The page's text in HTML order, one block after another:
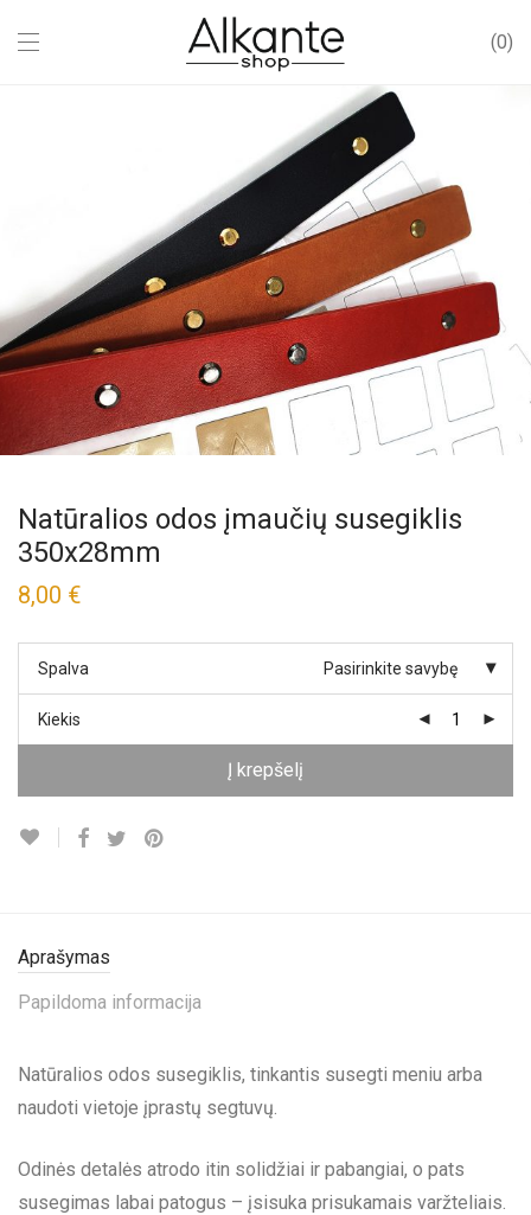
0
Natūralios odos įmaučių susegiklis
350x28mm
8,00 €
Spalva Pasirinkite savybę
Kiekis
Į krepšelį
Aprašymas
Papildoma informacija
Natūralios odos susegiklis, tinkantis susegti meniu arba
naudoti vietoje įprastų segtuvų.
Odinės detalės atrodo itin solidžiai ir pabangiai, o pats
susegimas labai patogus – įsisuka prisukamais varžteliais.